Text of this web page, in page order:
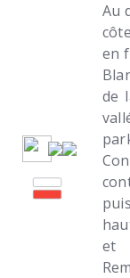
Au
en
de
et